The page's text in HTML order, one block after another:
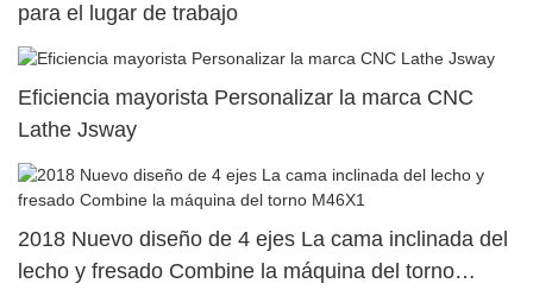
para el lugar de trabajo
Eficiencia mayorista Personalizar la marca CNC
Lathe Jsway
2018 Nuevo diseño de 4 ejes La cama inclinada del
lecho y fresado Combine la máquina del torno